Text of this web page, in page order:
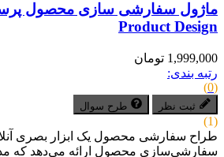
Product Design
1,999,000 تومان
رتبه بندی:
(0)
ثبت نظر طرح سوال
(1)
طراح سفارشی محصول یک ابزار بصری
سفارشی‌سازی محصول ارائه می‌دهد که